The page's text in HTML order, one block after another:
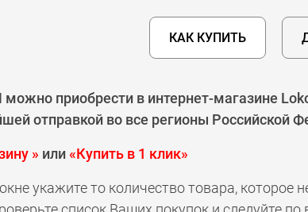
КАК КУПИТЬ
приобрести в интернет-магазине
отправкой во все регионы Российской
» или«Купить в 1 клик»
укажите то количество товара, которое